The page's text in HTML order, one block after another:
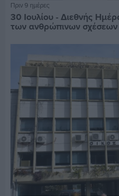
Πριν 9 ημέρες
30 Ιουλίου - Διεθνής
των ανθρώπινων σχέσεων